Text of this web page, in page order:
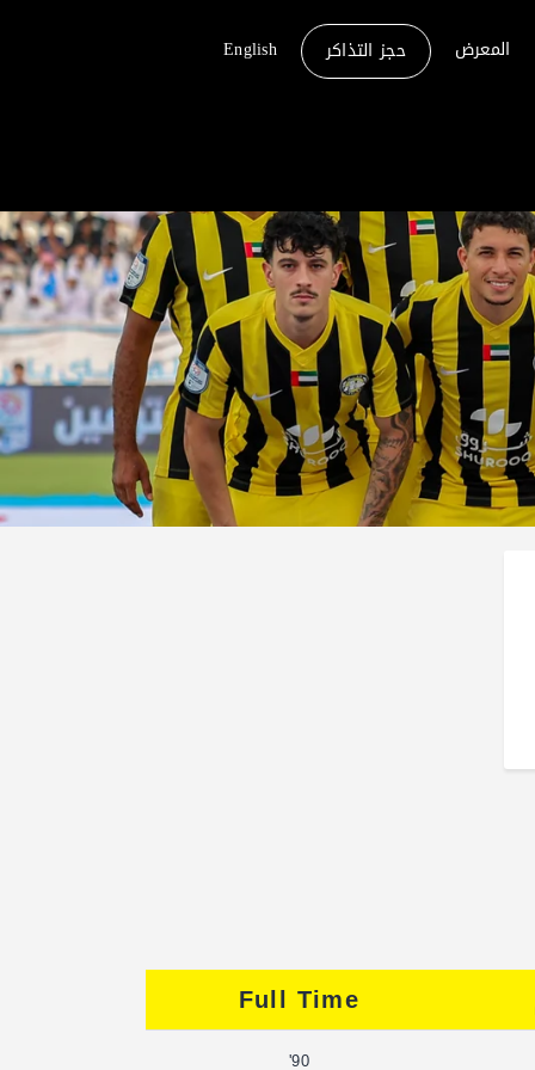
المعرض حجز التذاكر English
Full Time
90'